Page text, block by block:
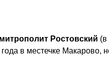
Ростовский
в местечке Макарово,